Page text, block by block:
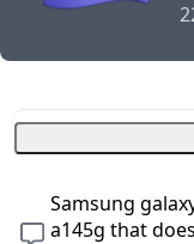
Samsung
a145g that